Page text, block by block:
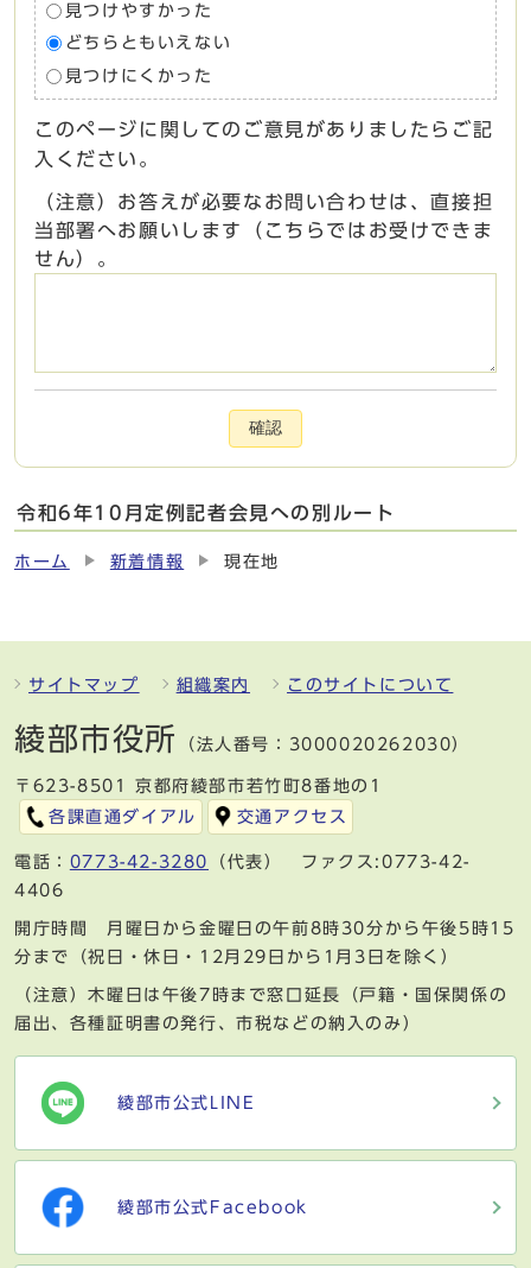
見つけやすかった
どちらともいえない
見つけにくかった
このページに関してのご意見がありましたらご記
入ください。
（注意）お答えが必要なお問い合わせは、直接担
当部署へお願いします（こちらではお受けできま
せん）。
確認
令和6年10月定例記者会見への別ルート
ホーム 新着情報 現在地
サイトマップ 組織案内 このサイトについて
綾部市役所 （法人番号：3000020262030）
〒623-8501 京都府綾部市若竹町8番地の1
各課直通ダイアル
交通アクセス
電話： 0773-42-3280
（代表） ファクス:0773-42-
4406
開庁時間 月曜日から金曜日の午前8時30分から午後5時15
分まで（祝日・休日・12月29日から1月3日を除く）
（注意）木曜日は午後7時まで窓口延長（戸籍・国保関係の
届出、各種証明書の発行、市税などの納入のみ）
綾部市公式LINE
綾部市公式Facebook